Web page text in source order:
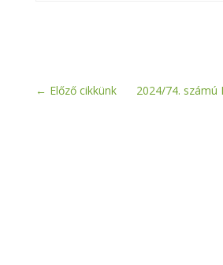
← Előző cikkünk 2024/74. számú